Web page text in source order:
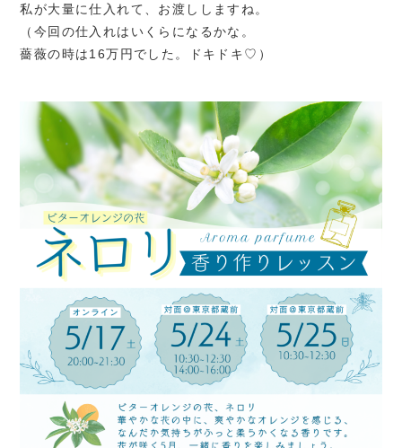
私が大量に仕入れて、お渡ししますね。
（今回の仕入れはいくらになるかな。
薔薇の時は16万円でした。ドキドキ♡）